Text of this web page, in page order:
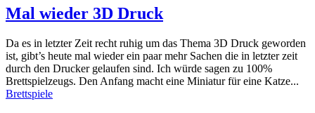
Mal wieder 3D Druck
Da es in letzter Zeit recht ruhig um das Thema 3D Druck geworden
ist, gibt’s heute mal wieder ein paar mehr Sachen die in letzter zeit
durch den Drucker gelaufen sind. Ich würde sagen zu 100%
Brettspielzeugs. Den Anfang macht eine Miniatur für eine Katze...
Brettspiele